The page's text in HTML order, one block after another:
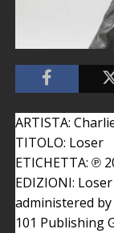
ARTISTA:
TITOLO: Loser
ETICHETTA: ℗
EDIZIONI:
administered
101 Publishing